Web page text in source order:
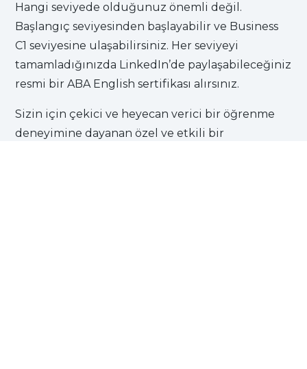
Hangi seviyede olduğunuz önemli değil.
Başlangıç seviyesinden başlayabilir ve Business
C1 seviyesine ulaşabilirsiniz. Her seviyeyi
tamamladığınızda LinkedIn’de paylaşabileceğiniz
resmi bir ABA English sertifikası alırsınız.
Sizin için çekici ve heyecan verici bir öğrenme
deneyimine dayanan özel ve etkili bir